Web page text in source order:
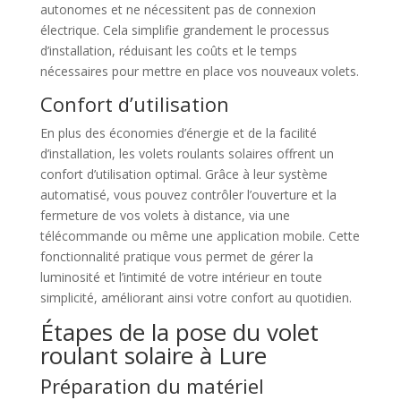
autonomes et ne nécessitent pas de connexion
électrique. Cela simplifie grandement le processus
d’installation, réduisant les coûts et le temps
nécessaires pour mettre en place vos nouveaux volets.
Confort d’utilisation
En plus des économies d’énergie et de la facilité
d’installation, les volets roulants solaires offrent un
confort d’utilisation optimal. Grâce à leur système
automatisé, vous pouvez contrôler l’ouverture et la
fermeture de vos volets à distance, via une
télécommande ou même une application mobile. Cette
fonctionnalité pratique vous permet de gérer la
luminosité et l’intimité de votre intérieur en toute
simplicité, améliorant ainsi votre confort au quotidien.
Étapes de la pose du volet
roulant solaire à Lure
Préparation du matériel